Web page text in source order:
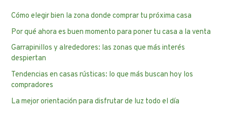
a
r
p
o
r
Cómo elegir bien la zona donde comprar tu próxima casa
Por qué ahora es buen momento para poner tu casa a la venta
Garrapinillos y alrededores: las zonas que más interés
despiertan
Tendencias en casas rústicas: lo que más buscan hoy los
compradores
La mejor orientación para disfrutar de luz todo el día